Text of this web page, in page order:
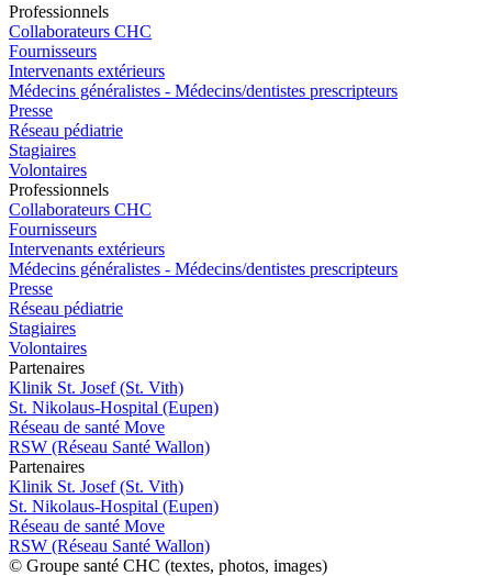
Professionnels
Collaborateurs CHC
Fournisseurs
Intervenants extérieurs
Médecins généralistes - Médecins/dentistes prescripteurs
Presse
Réseau pédiatrie
Stagiaires
Volontaires
Professionnels
Collaborateurs CHC
Fournisseurs
Intervenants extérieurs
Médecins généralistes - Médecins/dentistes prescripteurs
Presse
Réseau pédiatrie
Stagiaires
Volontaires
Partenaires
Klinik St. Josef (St. Vith)
St. Nikolaus-Hospital (Eupen)
Réseau de santé Move
RSW (Réseau Santé Wallon)
Partenaires
Klinik St. Josef (St. Vith)
St. Nikolaus-Hospital (Eupen)
Réseau de santé Move
RSW (Réseau Santé Wallon)
© Groupe santé CHC (textes, photos, images)